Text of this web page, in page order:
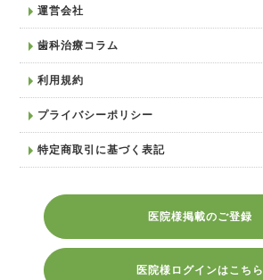
運営会社
歯科治療コラム
利用規約
プライバシーポリシー
特定商取引に基づく表記
医院様掲載のご登録
医院様ログインはこちら